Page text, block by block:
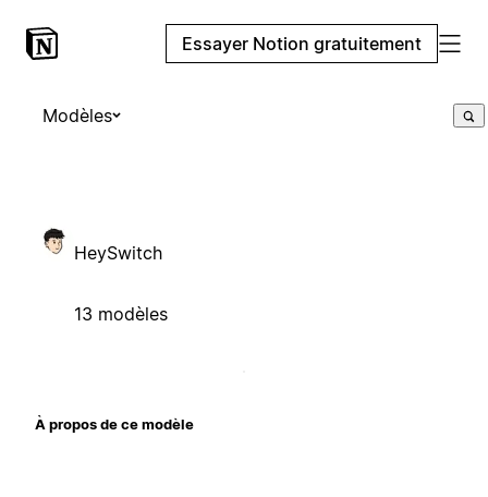
Essayer Notion gratuitement
Modèles
HeySwitch
13 modèles
À propos de ce modèle